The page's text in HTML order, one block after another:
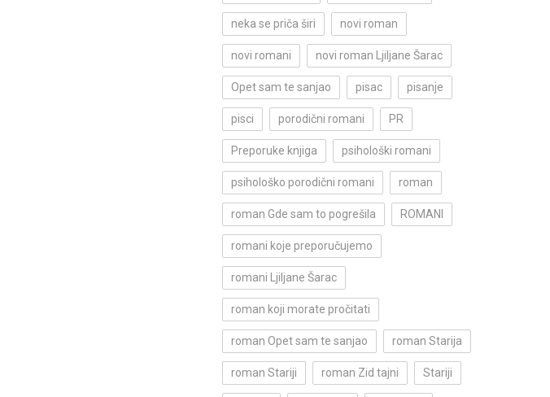
neka se priča širi novi roman
novi romani novi roman Ljiljane Šarac
Opet sam te sanjao pisac pisanje
pisci porodični romani PR
Preporuke knjiga psihološki romani
psihološko porodični romani roman
roman Gde sam to pogrešila ROMANI
romani koje preporučujemo
romani Ljiljane Šarac
roman koji morate pročitati
roman Opet sam te sanjao roman Starija
roman Stariji roman Zid tajni Stariji